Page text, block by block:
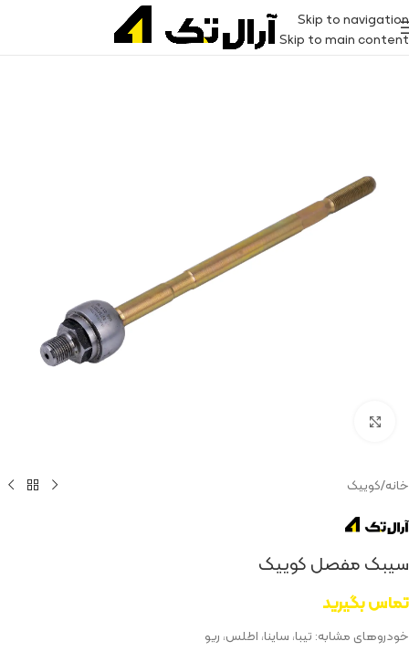
Skip to navigation
Skip to main content
خانه/کوییک
سیبک مفصل کوییک
تماس بگیرید
خودروهای مشابه: تیبا، ساینا، اطلس، ریو